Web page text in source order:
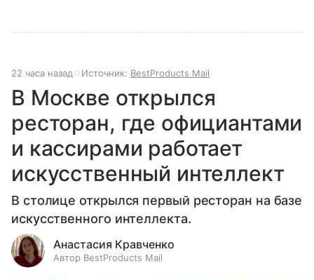
22 часа назад Источник: BestProducts Mail
В Москве открылся
ресторан, где официантами
и кассирами работает
искусственный интеллект
В столице открылся первый ресторан на базе
искусственного интеллекта.
Анастасия Кравченко
Автор BestProducts Mail